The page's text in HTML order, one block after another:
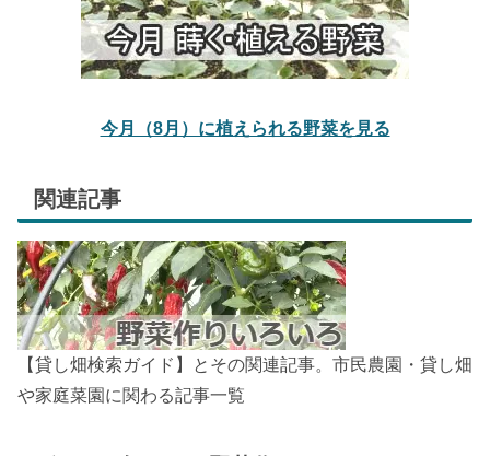
今月（8月）に植えられる野菜を見る
関連記事
【貸し畑検索ガイド】とその関連記事。市民農園・貸し畑
や家庭菜園に関わる記事一覧